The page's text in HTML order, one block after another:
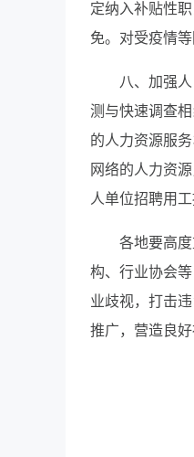
定纳入补贴性
免。对受疫情
八、加强
测与快速调查
的人力资源服
网络的人力资
人单位招聘用工
各地要高
构、行业协会
业歧视，打击
推广，营造良